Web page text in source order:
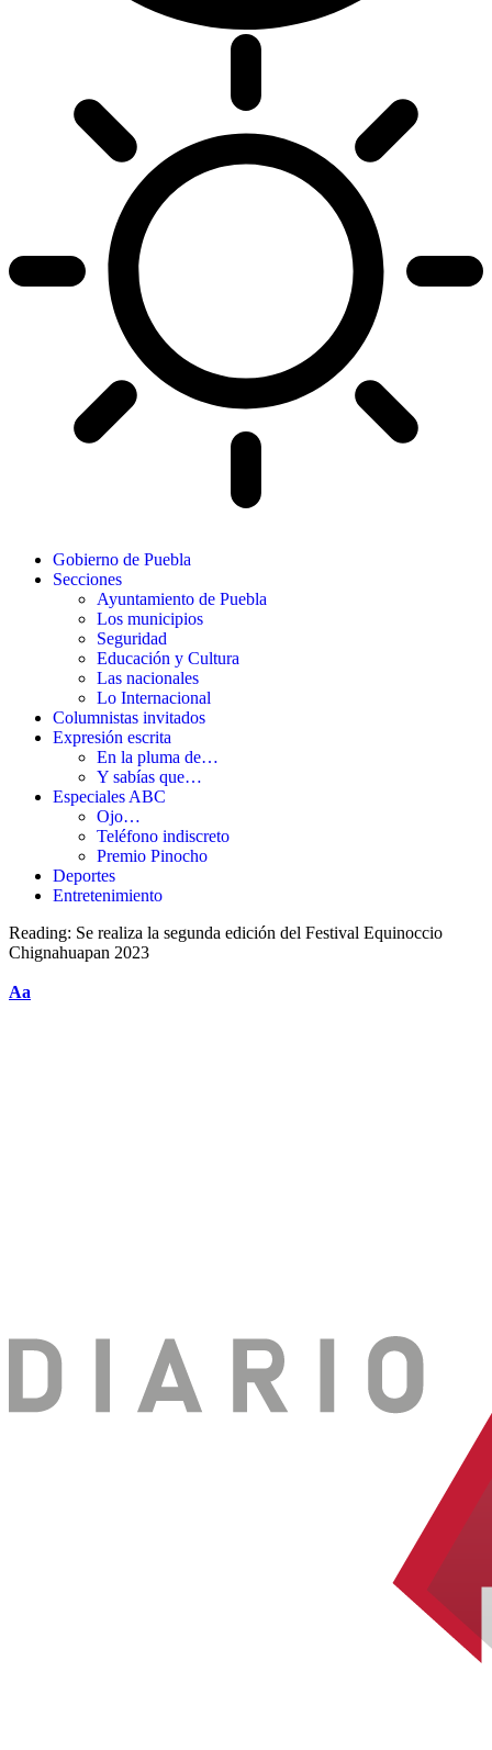
Gobierno de Puebla
Secciones
Ayuntamiento de Puebla
Los municipios
Seguridad
Educación y Cultura
Las nacionales
Lo Internacional
Columnistas invitados
Expresión escrita
En la pluma de…
Y sabías que…
Especiales ABC
Ojo…
Teléfono indiscreto
Premio Pinocho
Deportes
Entretenimiento
Reading: Se realiza la segunda edición del Festival Equinoccio
Chignahuapan 2023
Aa